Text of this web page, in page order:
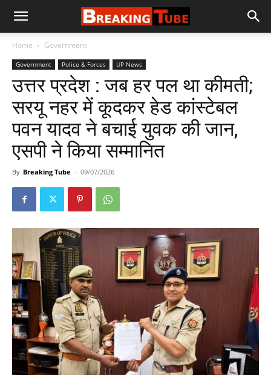
Home Government
Government Police & Forces UP News
उत्तर प्रदेश : जब हर पल था कीमती;
सरयू नहर में कूदकर हेड कांस्टेबल
पवन यादव ने बचाई युवक की जान,
एसपी ने किया सम्मानित
By Breaking Tube - 09/07/2026